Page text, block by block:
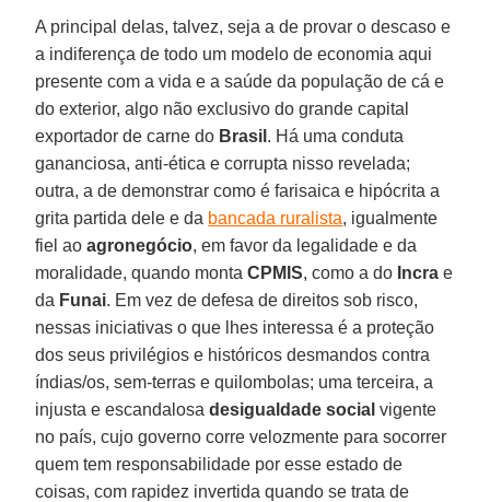
A principal delas, talvez, seja a de provar o descaso e
a indiferença de todo um modelo de economia aqui
presente com a vida e a saúde da população de cá e
do exterior, algo não exclusivo do grande capital
exportador de carne do Brasil . Há uma conduta
gananciosa, anti-ética e corrupta nisso revelada;
outra, a de demonstrar como é farisaica e hipócrita a
grita partida dele e da bancada ruralista, igualmente
fiel aoagronegócio, em favor da legalidade e da
moralidade, quando montaCPMIS, como a do Incra e
da Funai. Em vez de defesa de direitos sob risco,
nessas iniciativas o que lhes interessa é a proteção
dos seus privilégios e históricos desmandos contra
índias/os, sem-terras e quilombolas; uma terceira, a
injusta e escandalosa desigualdade social vigente
no país, cujo governo corre velozmente para socorrer
quem tem responsabilidade por esse estado de
coisas, com rapidez invertida quando se trata de